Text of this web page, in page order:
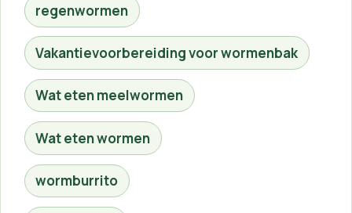
regenwormen
Vakantievoorbereiding voor wormenbak
Wat eten meelwormen
Wat eten wormen
wormburrito